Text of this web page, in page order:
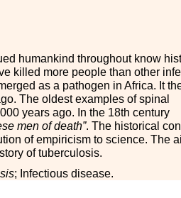
humankind throughout know
killed more people than other
as a pathogen in Africa. It
The oldest examples of spinal
years ago. In the 18th century
men of death”. The historical
of empiricism to science. The
of tuberculosis.
; Infectious disease.